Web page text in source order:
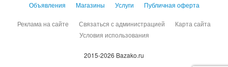
Объявления Магазины Услуги Публичная оферта
Реклама на сайте Связаться с администрацией
Карта сайта
Условия использования
2015-2026 Bazako.ru